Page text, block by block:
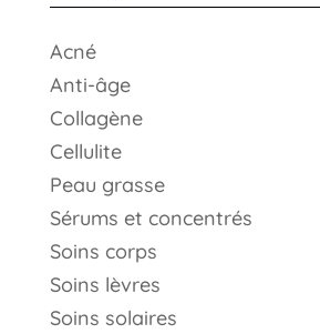
Acné
Anti-âge
Collagène
Cellulite
Peau grasse
Sérums et concentrés
Soins corps
Soins lèvres
Soins solaires